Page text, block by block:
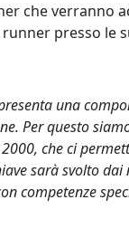
che verranno
presso le
una
Per questo
che ci
sarà svolto
competenze